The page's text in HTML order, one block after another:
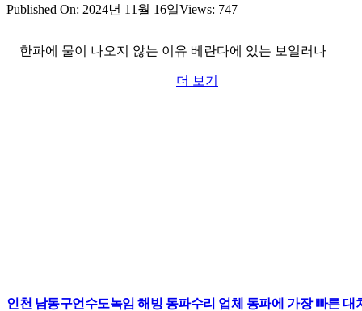
Published On: 2024년 11월 16일Views: 747
한파에 물이 나오지 않는 이유 베란다에 있는 보일러나
더 보기
인천 남동구언수도녹임 해빙 동파수리 업체 동파에 가장 빠른 대